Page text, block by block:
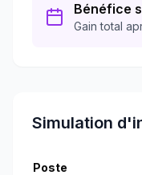
Bénéfice
Gain total
Simulation
Poste